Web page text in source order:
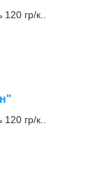
120 гр/к..
120 гр/к..